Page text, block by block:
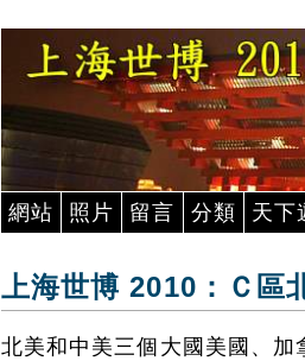
網站 照片 留言 分類 天下
上海世博 2010：Ｃ區
北美和中美三個大國美國、